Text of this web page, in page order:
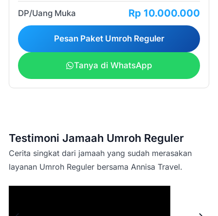
minggu
peak season/high
season
DP/Uang Muka Rp 10.000.000
Pesan Paket Umroh Reguler
Tanya di WhatsApp
Testimoni Jamaah Umroh Reguler
Cerita singkat dari jamaah yang sudah merasakan
layanan Umroh Reguler bersama Annisa Travel.